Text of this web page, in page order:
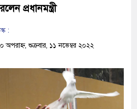
প্রধানমন্ত্রী
:
শুক্রবার, ১১ নভেম্বর ২০২২